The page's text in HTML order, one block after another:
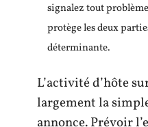
signalez tout
protège les deux
déterminante.
L’activité d’hôte
largement la
annonce. Prévoir